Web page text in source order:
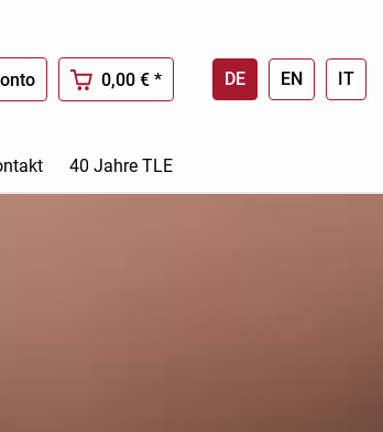
DE EN IT
0,00 € *
40 Jahre TLE